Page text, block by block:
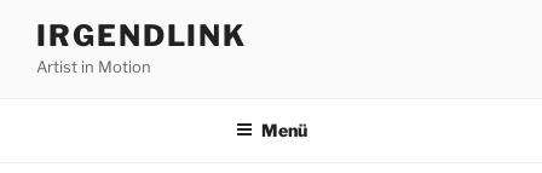
Inhalt
springen
IRGENDLINK
Artist in Motion
Menü